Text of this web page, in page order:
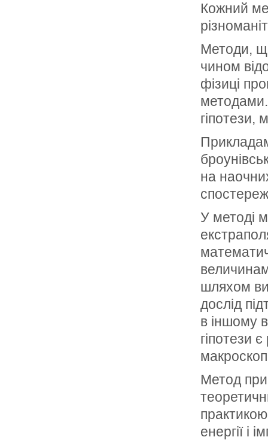
Кожний
Методи,
чином
фізиці
методами.
гіпотези,
на
У методі
шляхом
дослід
в іншому
гіпотези
Метод
енергії і